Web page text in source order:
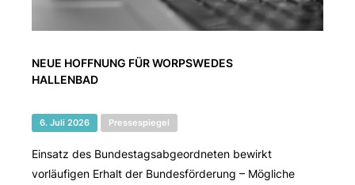
NEUE HOFFNUNG FÜR WORPSWEDES
HALLENBAD
6. Juli 2026 Pressespiegel
Einsatz des Bundestagsabgeordneten bewirkt
vorläufigen Erhalt der Bundesförderung – Mögliche